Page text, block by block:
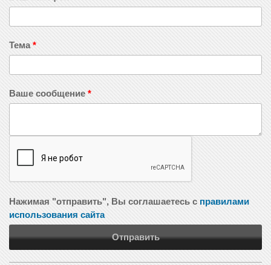
Тема*
Ваше сообщение *
Нажимая "отправить", Вы соглашаетесь с правилами
использования сайта
Отправить